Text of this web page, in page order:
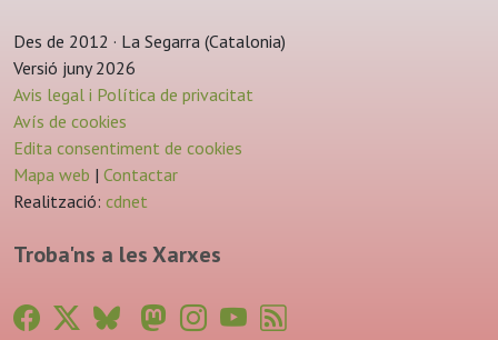
Des de 2012 · La Segarra (Catalonia)
Versió juny 2026
Avis legal i Política de privacitat
Avís de cookies
Edita consentiment de cookies
Mapa web | Contactar
Realització: cdnet
Troba'ns a les Xarxes